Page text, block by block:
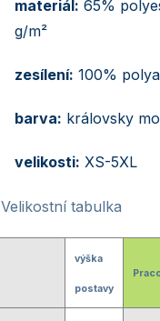
materiál: 65%
g/m²
zesílení: 100%
barva: královsky
velikosti: XS-5XL
Velikostní tabulka
výška
postavy